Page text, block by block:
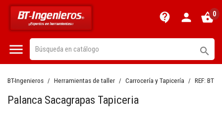
contact_support person shopping_basket0
 
BT-Ingenieros Herramientas de taller Carrocería y Tapicería REF:
Palanca Sacagrapas Tapiceria